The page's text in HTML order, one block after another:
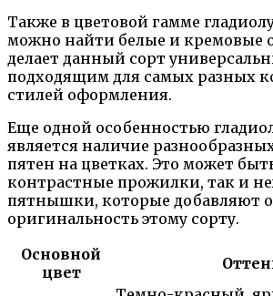
Также в цветовой гамме
можно найти белые и кремовые
делает данный сорт
подходящим для самых разных
стилей оформления.
Еще одной особенностью
является наличие
пятен на цветках. Это может
контрастные прожилки, так и
пятнышки, которые добавляют
оригинальность этому сорту.
Основной
цвет